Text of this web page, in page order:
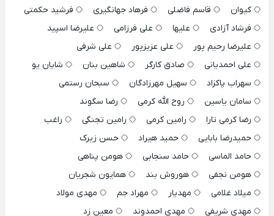
کیوان
قاسم فاضلی فرهاد جهانگیری
فرشید حکمتی
فرشاد آزادی
علیها علی فرزامی
علیرضا اسپید
علیرضا رحیم پور
علی عزیزپور
علی شرفی
علی احمدیانی
صادق کارگر شاهین بنان
شایان یو
سهراب پاکزاد
سهیل مهرزادگان
سبحان رستمی
سامان یاسین
روح الله کرمی
رضا سگوند
رضا کرمی تارا
رامین کرمی رامین تجنگی
راغب
حمیدرضا بابایی
حمید هیراد
حسن زیرک
حامد الماسی
حامد سنجابی
هومن پناهی
هومن نجفی
هوروش بند
همایون شجریان
میلاد غلامی
مهدیار مهراد جم
مهدی مولاد
مهدی شریفی
مهدی احمدوند
معین زد